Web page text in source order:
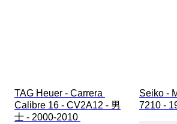
TAG Heuer - Carrera
Calibre 16 - CV2A12 - 男
士 - 2000-2010
Seiko -
7210 -